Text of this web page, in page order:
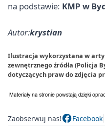
na podstawie: KMP w
Autor:krystian
Ilustracja wykorzystana w
zewnętrznego źródła (Policja
dotyczących praw do zdjęcia
Zaobserwuj nas! Facebook